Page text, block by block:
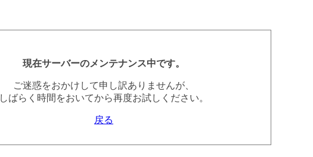
現在サーバーのメンテナンス中です。
ご迷惑をおかけして申し訳ありませんが、
しばらく時間をおいてから再度お試しください。
戻る